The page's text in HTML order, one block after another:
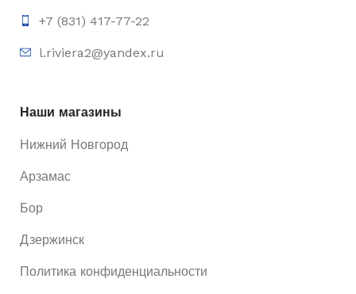
+7 (831) 417-77-22
l.riviera2@yandex.ru
Наши магазины
Нижний Новгород
Арзамас
Бор
Дзержинск
Политика конфиденциальности